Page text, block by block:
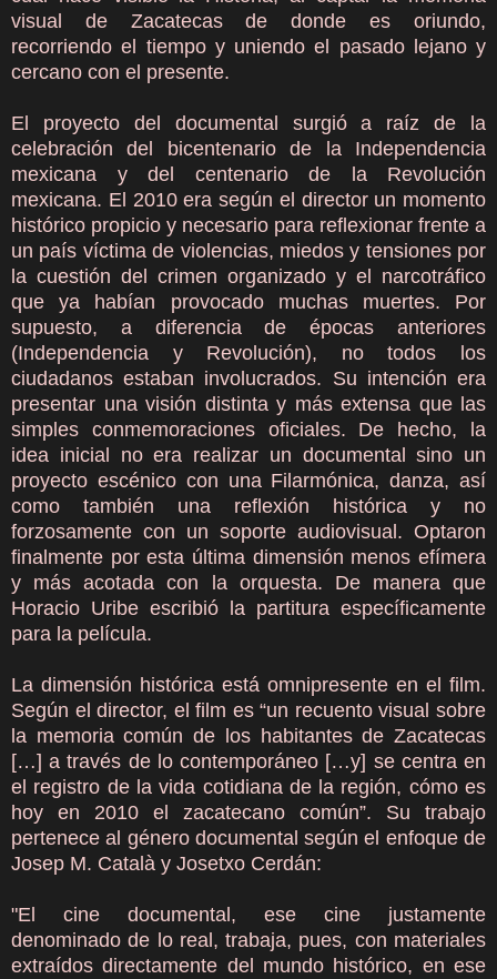
visual de Zacatecas de donde es oriundo,
recorriendo el tiempo y uniendo el pasado lejano y
cercano con el presente.
El proyecto del documental surgió a raíz de la
celebración del bicentenario de la Independencia
mexicana y del centenario de la Revolución
mexicana. El 2010 era según el director un momento
histórico propicio y necesario para reflexionar frente a
un país víctima de violencias, miedos y tensiones por
la cuestión del crimen organizado y el narcotráfico
que ya habían provocado muchas muertes. Por
supuesto, a diferencia de épocas anteriores
(Independencia y Revolución), no todos los
ciudadanos estaban involucrados. Su intención era
presentar una visión distinta y más extensa que las
simples conmemoraciones oficiales. De hecho, la
idea inicial no era realizar un documental sino un
proyecto escénico con una Filarmónica, danza, así
como también una reflexión histórica y no
forzosamente con un soporte audiovisual. Optaron
finalmente por esta última dimensión menos efímera
y más acotada con la orquesta. De manera que
Horacio Uribe escribió la partitura específicamente
para la película.
La dimensión histórica está omnipresente en el film.
Según el director, el film es “un recuento visual sobre
la memoria común de los habitantes de Zacatecas
[…] a través de lo contemporáneo […y] se centra en
el registro de la vida cotidiana de la región, cómo es
hoy en 2010 el zacatecano común”. Su trabajo
pertenece al género documental según el enfoque de
Josep M. Català y Josetxo Cerdán:
"El cine documental, ese cine justamente
denominado de lo real, trabaja, pues, con materiales
extraídos directamente del mundo histórico, en ese